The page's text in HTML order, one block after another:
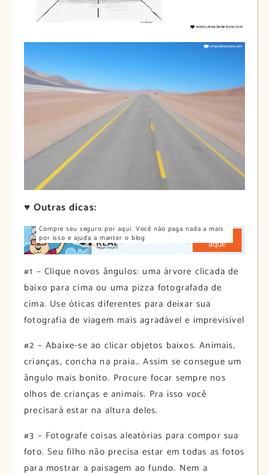
♥ Outras dicas:
Compre seu seguro por aqui. Você não paga nada a mais
por isso e ajuda a manter o blog
#1 – Clique novos ângulos: uma árvore clicada de
baixo para cima ou uma pizza fotografada de
cima. Use óticas diferentes para deixar sua
fotografia de viagem mais agradável e imprevisível
#2 – Abaixe-se ao clicar objetos baixos. Animais,
crianças, concha na praia… Assim se consegue um
ângulo mais bonito. Procure focar sempre nos
olhos de crianças e animais. Pra isso você
precisará estar na altura deles.
#3 – Fotografe coisas aleatórias para compor sua
foto. Seu filho não precisa estar em todas as fotos
para mostrar a paisagem ao fundo. Nem a